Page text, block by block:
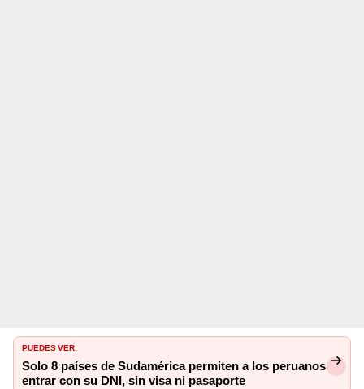
PUEDES VER:
Solo 8 países de Sudamérica permiten a los peruanos
entrar con su DNI, sin visa ni pasaporte